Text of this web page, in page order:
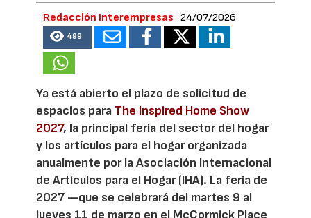
Redacción Interempresas 24/07/2026
499
Ya está abierto el plazo de solicitud de
espacios para The Inspired Home Show
2027, la principal feria del sector del hogar
y los artículos para el hogar organizada
anualmente por la Asociación Internacional
de Artículos para el Hogar (IHA). La feria de
2027 —que se celebrará del martes 9 al
jueves 11 de marzo en el McCormick Place